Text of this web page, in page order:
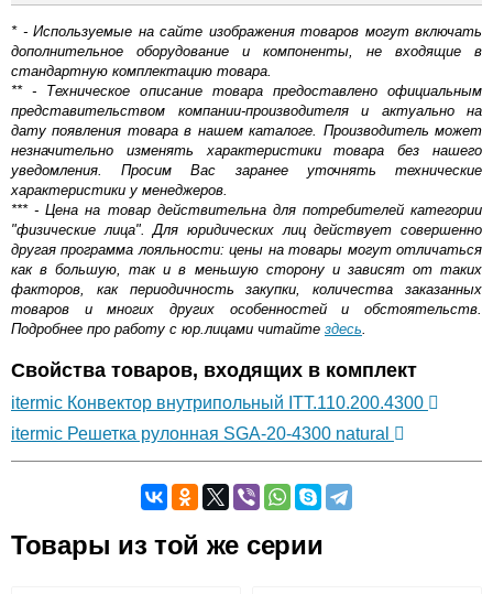
* - Используемые на сайте изображения товаров могут включать
дополнительное оборудование и компоненты, не входящие в
стандартную комплектацию товара.
** - Техническое описание товара предоставлено официальным
представительством компании-производителя и актуально на
дату появления товара в нашем каталоге. Производитель может
незначительно изменять характеристики товара без нашего
уведомления. Просим Вас заранее уточнять технические
характеристики у менеджеров.
*** - Цена на товар действительна для потребителей категории
"физические лица". Для юридических лиц действует совершенно
другая программа лояльности: цены на товары могут отличаться
как в большую, так и в меньшую сторону и зависят от таких
факторов, как периодичность закупки, количества заказанных
товаров и многих других особенностей и обстоятельств.
Подробнее про работу с юр.лицами читайте здесь.
Свойства товаров, входящих в комплект
itermic Конвектор внутрипольный ITT.110.200.4300
itermic Решетка рулонная SGA-20-4300 natural
Оставьте отзыв
Товары из той же серии